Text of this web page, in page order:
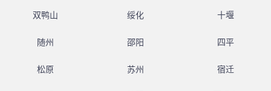
双鸭山 绥化 十堰
随州 邵阳 四平
松原 苏州 宿迁